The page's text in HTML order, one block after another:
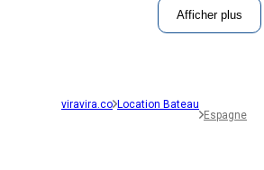
Afficher plus
viravira.co Location Bateau
Espagne